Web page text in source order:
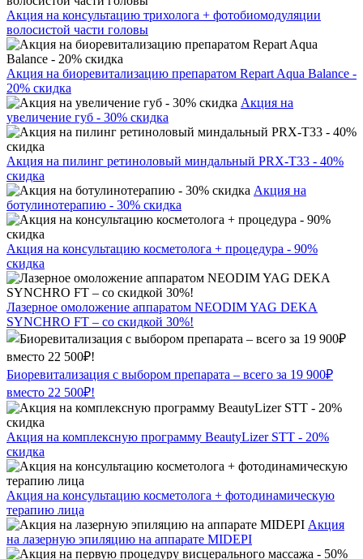
Акция на консультацию трихолога + фотобиомодуляции
волосистой части головы
Акция на биоревитализацию препаратом Repart Aqua Balance -
20% скидка
Акция на
увеличение губ - 30% скидка
Акция на пилинг ретиноловый миндальный PRX-T33 - 40%
скидка
Акция на
ботулинотерапию - 30% скидка
Акция на консультацию косметолога + процедура - 90%
скидка
Лазерное омоложение аппаратом NEODIM YAG DEKA
SYNCHRO FT – со скидкой 30%!
Биоревитализация с выбором препарата – всего за 19 900₽
вместо 22 500₽!
Акция на комплексную программу BeautyLizer STT - 20%
скидка
Акция на консультацию косметолога + фотодинамическую
терапию лица
Акция
на лазерную эпиляцию на аппарате MIDEPI